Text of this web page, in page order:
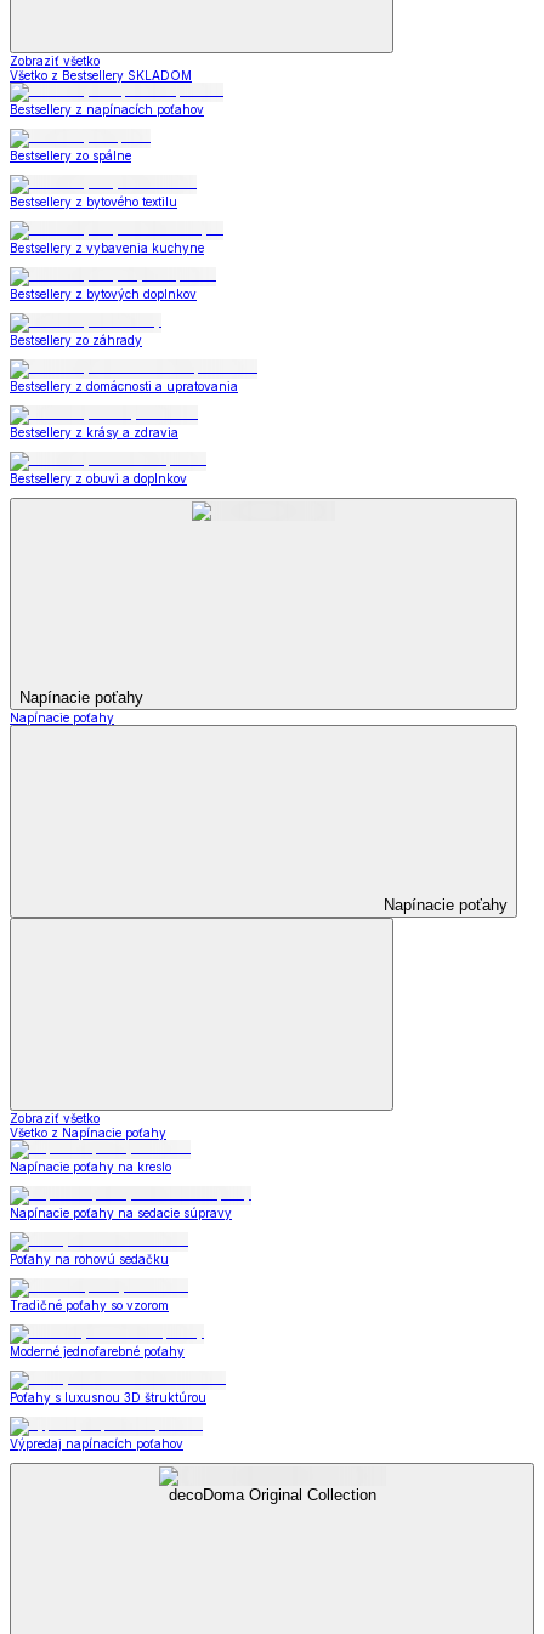
Zobraziť všetko
Všetko z Bestsellery SKLADOM
Bestsellery z napínacích poťahov
Bestsellery zo spálne
Bestsellery z bytového textilu
Bestsellery z vybavenia kuchyne
Bestsellery z bytových doplnkov
Bestsellery zo záhrady
Bestsellery z domácnosti a upratovania
Bestsellery z krásy a zdravia
Bestsellery z obuvi a doplnkov
Napínacie poťahy
Napínacie poťahy
Napínacie poťahy
Zobraziť všetko
Všetko z Napínacie poťahy
Napínacie poťahy na kreslo
Napínacie poťahy na sedacie súpravy
Poťahy na rohovú sedačku
Tradičné poťahy so vzorom
Moderné jednofarebné poťahy
Poťahy s luxusnou 3D štruktúrou
Výpredaj napínacích poťahov
decoDoma Original Collection